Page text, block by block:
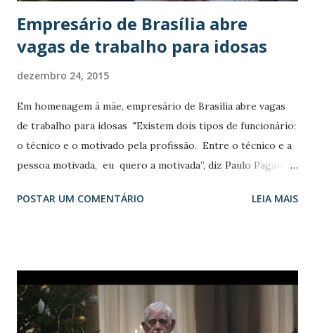
Empresário de Brasília abre
vagas de trabalho para idosas
dezembro 24, 2015
Em homenagem à mãe, empresário de Brasília abre vagas
de trabalho para idosas "Existem dois tipos de funcionário:
o técnico e o motivado pela profissão. Entre o técnico e a
pessoa motivada, eu quero a motivada”, diz Paulo Pagani,
Casal/Agência Brasil Michèlle Canes, 24/12/2015, Brasília
comprovar experiência em funções diferentes das que já
tinha exercido antes dificultava a procura. A idade era outra
barreira. “Eles não falam diretamente, mas a gente percebe.
POSTAR UM COMENTÁRIO LEIA MAIS